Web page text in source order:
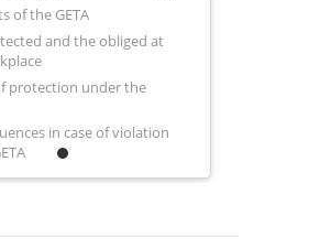
of the GETA
and the obliged at
protection under the
in case of violation